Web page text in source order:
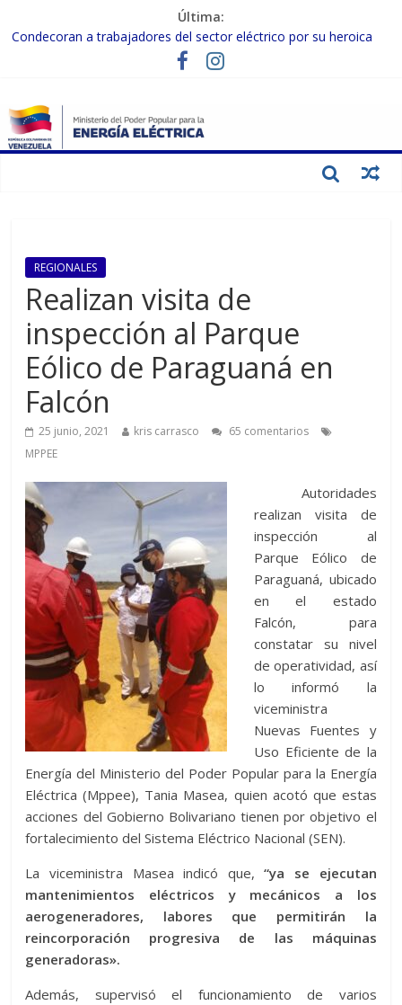
Última:
Condecoran a trabajadores del sector eléctrico por su heroica
labor tras el doble sismo del 24-J
Gobierno Nacional coordina acciones con el sector privado para
Inspeccionan trabajos de rehabilitación en instalaciones del SEN
en Carabobo
Gobierno Nacional activa plan preventivo para fortalecer el SEN
REGIONALES
Realizan visita de
inspección al Parque
Eólico de Paraguaná en
Falcón
25 junio, 2021 kris carrasco
65 comentarios
MPPEE
Autoridades
realizan visita de
inspección al
Parque Eólico de
Paraguaná, ubicado
en el estado
Falcón, para
constatar su nivel
de operatividad, así
lo informó la
viceministra
Nuevas Fuentes y
Uso Eficiente de la
Energía del Ministerio del Poder Popular para la Energía
Eléctrica (Mppee), Tania Masea, quien acotó que estas
acciones del Gobierno Bolivariano tienen por objetivo el
fortalecimiento del Sistema Eléctrico Nacional (SEN).
La viceministra Masea indicó que,“ya se ejecutan
mantenimientos eléctricos y mecánicos a los
aerogeneradores, labores que permitirán la
reincorporación progresiva de las máquinas
generadoras».
Además, supervisó el funcionamiento de varios